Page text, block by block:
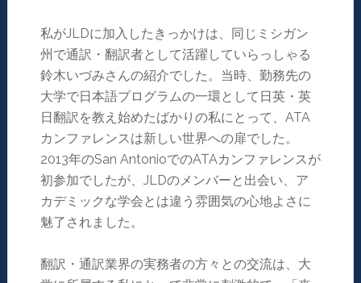
私がJLDに加入したきっかけは、同じミシガン
州で通訳・翻訳者として活躍していらっしゃる
鈴木いづみさんの紹介でした。当時、勤務先の
大学で日本語プログラムの一環として日英・英
日翻訳を教え始めたばかりの私にとって、ATA
カンファレンスは新しい世界への扉でした。
2013年のSan AntonioでのATAカンファレンスが
初参加でしたが、JLDのメンバーと出会い、ア
カデミックな学会とは違う雰囲気の心地よさに
魅了されました。
翻訳・通訳業界の実務者の方々との交流は、大